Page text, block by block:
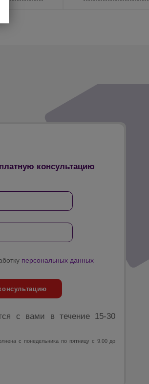
консультацию
персональных данных
с вами в течение 15-30
с понедельника по пятницу с 9.00 до